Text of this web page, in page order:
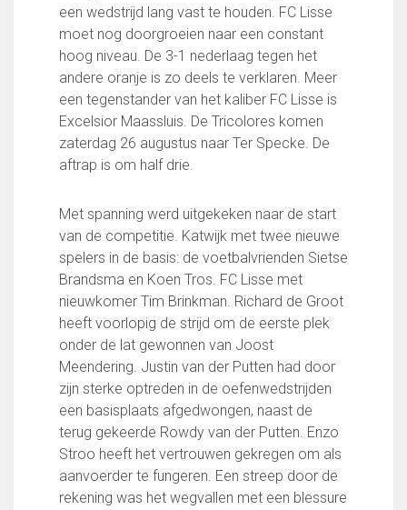
FC Lisse 2
Toegangs- en seizoenskaarten
Heren- en jongensvoetbal
Vrouwen 1
Vrouwen- en meidenvoetbal
7 tegen 7 Voetbal (35+)
Zaalvoetbal
Walking Football
Programma
Onze opleiding
Jeugdopleiding FC Lisse
Profiel Jeugdtrainers
Opleidingsteams
Beleidsplan Jeugd
Keepersopleiding
Partnerclub van Ajax
Zakelijk
LED-boarding NIEUW!
Sponsoren
Business Club 2.0
een wedstrijd lang vast te houden. FC Lisse
moet nog doorgroeien naar een constant
hoog niveau. De 3-1 nederlaag tegen het
andere oranje is zo deels te verklaren. Meer
een tegenstander van het kaliber FC Lisse is
Excelsior Maassluis. De Tricolores komen
zaterdag 26 augustus naar Ter Specke. De
aftrap is om half drie.
Met spanning werd uitgekeken naar de start
van de competitie. Katwijk met twee nieuwe
spelers in de basis: de voetbalvrienden Sietse
Brandsma en Koen Tros. FC Lisse met
nieuwkomer Tim Brinkman. Richard de Groot
heeft voorlopig de strijd om de eerste plek
onder de lat gewonnen van Joost
Meendering. Justin van der Putten had door
zijn sterke optreden in de oefenwedstrijden
een basisplaats afgedwongen, naast de
terug gekeerde Rowdy van der Putten. Enzo
Stroo heeft het vertrouwen gekregen om als
aanvoerder te fungeren. Een streep door de
rekening was het wegvallen met een blessure